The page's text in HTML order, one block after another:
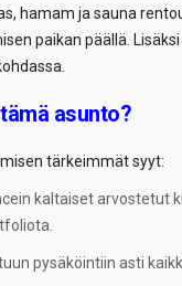
hamam ja sauna
paikan päällä.
asunto?
tärkeimmät syyt:
kaltaiset arvostetut
pysäköintiin asti